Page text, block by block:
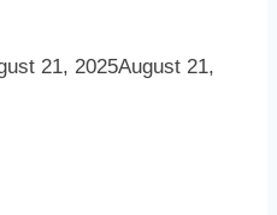
21, 2025August 21,